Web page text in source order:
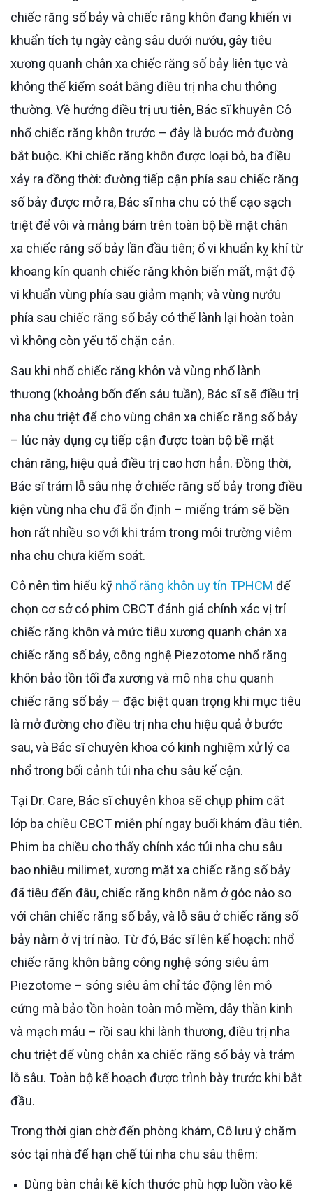
chiếc răng số bảy và chiếc răng khôn đang khiến vi
khuẩn tích tụ ngày càng sâu dưới nướu, gây tiêu
xương quanh chân xa chiếc răng số bảy liên tục và
không thể kiểm soát bằng điều trị nha chu thông
thường. Về hướng điều trị ưu tiên, Bác sĩ khuyên Cô
nhổ chiếc răng khôn trước – đây là bước mở đường
bắt buộc. Khi chiếc răng khôn được loại bỏ, ba điều
xảy ra đồng thời: đường tiếp cận phía sau chiếc răng
số bảy được mở ra, Bác sĩ nha chu có thể cạo sạch
triệt để vôi và mảng bám trên toàn bộ bề mặt chân
xa chiếc răng số bảy lần đầu tiên; ổ vi khuẩn kỵ khí từ
khoang kín quanh chiếc răng khôn biến mất, mật độ
vi khuẩn vùng phía sau giảm mạnh; và vùng nướu
phía sau chiếc răng số bảy có thể lành lại hoàn toàn
vì không còn yếu tố chặn cản.
Sau khi nhổ chiếc răng khôn và vùng nhổ lành
thương (khoảng bốn đến sáu tuần), Bác sĩ sẽ điều trị
nha chu triệt để cho vùng chân xa chiếc răng số bảy
– lúc này dụng cụ tiếp cận được toàn bộ bề mặt
chân răng, hiệu quả điều trị cao hơn hẳn. Đồng thời,
Bác sĩ trám lỗ sâu nhẹ ở chiếc răng số bảy trong điều
kiện vùng nha chu đã ổn định – miếng trám sẽ bền
hơn rất nhiều so với khi trám trong môi trường viêm
nha chu chưa kiểm soát.
Cô nên tìm hiểu kỹ nhổ răng khôn uy tín TPHCM để
chọn cơ sở có phim CBCT đánh giá chính xác vị trí
chiếc răng khôn và mức tiêu xương quanh chân xa
chiếc răng số bảy, công nghệ Piezotome nhổ răng
khôn bảo tồn tối đa xương và mô nha chu quanh
chiếc răng số bảy – đặc biệt quan trọng khi mục tiêu
là mở đường cho điều trị nha chu hiệu quả ở bước
sau, và Bác sĩ chuyên khoa có kinh nghiệm xử lý ca
nhổ trong bối cảnh túi nha chu sâu kế cận.
Tại Dr. Care, Bác sĩ chuyên khoa sẽ chụp phim cắt
lớp ba chiều CBCT miễn phí ngay buổi khám đầu tiên.
Phim ba chiều cho thấy chính xác túi nha chu sâu
bao nhiêu milimet, xương mặt xa chiếc răng số bảy
đã tiêu đến đâu, chiếc răng khôn nằm ở góc nào so
với chân chiếc răng số bảy, và lỗ sâu ở chiếc răng số
bảy nằm ở vị trí nào. Từ đó, Bác sĩ lên kế hoạch: nhổ
chiếc răng khôn bằng công nghệ sóng siêu âm
Piezotome – sóng siêu âm chỉ tác động lên mô
cứng mà bảo tồn hoàn toàn mô mềm, dây thần kinh
và mạch máu – rồi sau khi lành thương, điều trị nha
chu triệt để vùng chân xa chiếc răng số bảy và trám
lỗ sâu. Toàn bộ kế hoạch được trình bày trước khi bắt
đầu.
Trong thời gian chờ đến phòng khám, Cô lưu ý chăm
sóc tại nhà để hạn chế túi nha chu sâu thêm:
Dùng bàn chải kẽ kích thước phù hợp luồn vào kẽ